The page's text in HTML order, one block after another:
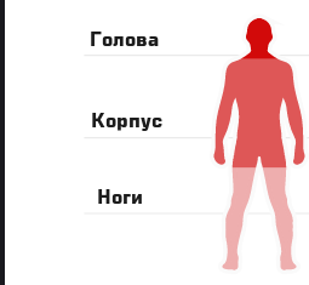
Голова
Корпус
Ноги